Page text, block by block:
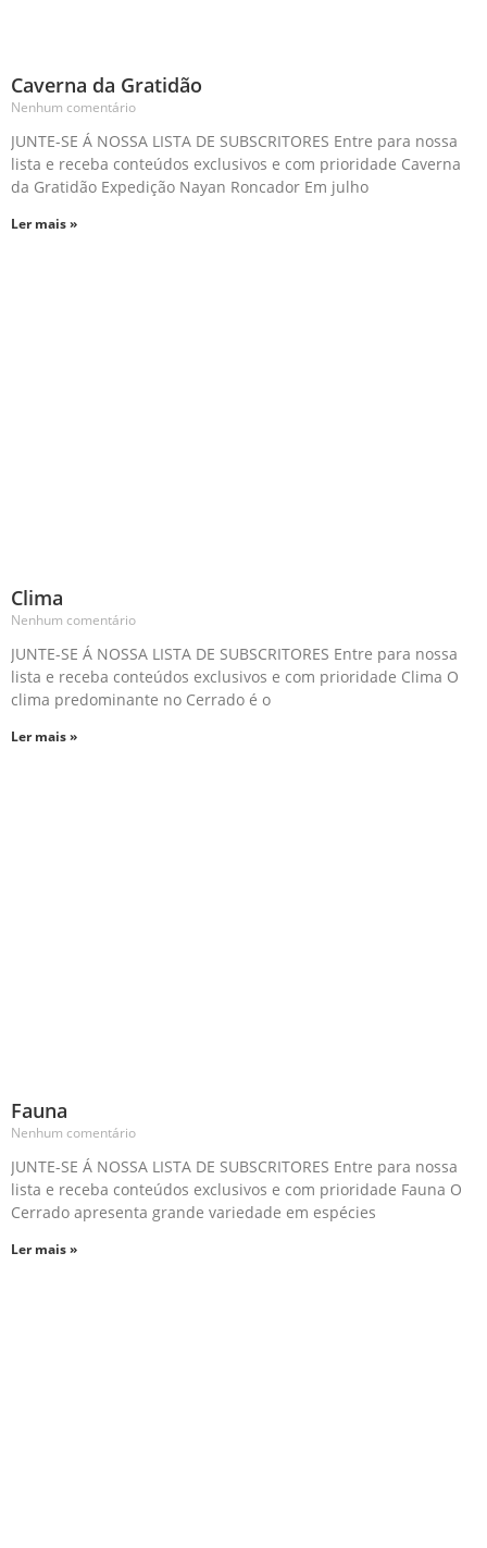
Caverna da Gratidão
Nenhum comentário
JUNTE-SE Á NOSSA LISTA DE SUBSCRITORES Entre para nossa
lista e receba conteúdos exclusivos e com prioridade Caverna
da Gratidão Expedição Nayan Roncador Em julho
Ler mais »
Clima
Nenhum comentário
JUNTE-SE Á NOSSA LISTA DE SUBSCRITORES Entre para nossa
lista e receba conteúdos exclusivos e com prioridade Clima O
clima predominante no Cerrado é o
Ler mais »
Fauna
Nenhum comentário
JUNTE-SE Á NOSSA LISTA DE SUBSCRITORES Entre para nossa
lista e receba conteúdos exclusivos e com prioridade Fauna O
Cerrado apresenta grande variedade em espécies
Ler mais »